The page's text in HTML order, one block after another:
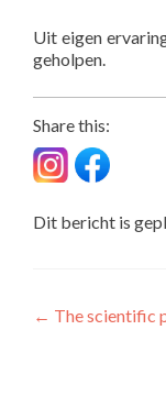
Uit eigen
geholpen.
Share this:
Dit bericht is
← The scientific